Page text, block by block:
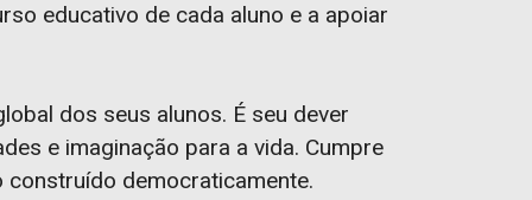
educativo de cada aluno e a apoiar
dos seus alunos. É seu dever
e imaginação para a vida. Cumpre
democraticamente.